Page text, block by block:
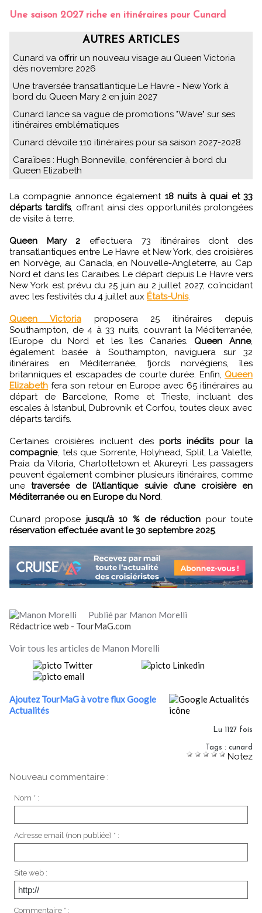
Une saison 2027 riche en itinéraires pour Cunard
AUTRES ARTICLES
Cunard va offrir un nouveau visage au Queen Victoria
dès novembre 2026
Une traversée transatlantique Le Havre - New York à
bord du Queen Mary 2 en juin 2027
Cunard lance sa vague de promotions "Wave" sur ses
itinéraires emblématiques
Cunard dévoile 110 itinéraires pour sa saison 2027-2028
Caraïbes : Hugh Bonneville, conférencier à bord du
Queen Elizabeth
La compagnie annonce également 18 nuits à quai et 33
départs tardifs, offrant ainsi des opportunités prolongées
de visite à terre.
Queen Mary 2 effectuera 73 itinéraires dont des
transatlantiques entre Le Havre et New York, des croisières
en Norvège, au Canada, en Nouvelle-Angleterre, au Cap
Nord et dans les Caraïbes. Le départ depuis Le Havre vers
New York est prévu du 25 juin au 2 juillet 2027, coïncidant
avec les festivités du 4 juillet aux États-Unis.
Queen Victoriaproposera 25 itinéraires depuis
Southampton, de 4 à 33 nuits, couvrant la Méditerranée,
l’Europe du Nord et les îles Canaries. Queen Anne,
également basée à Southampton, naviguera sur 32
itinéraires en Méditerranée, fjords norvégiens, îles
britanniques et escapades de courte durée. Enfin, Queen
Elizabeth fera son retour en Europe avec 65 itinéraires au
départ de Barcelone, Rome et Trieste, incluant des
escales à Istanbul, Dubrovnik et Corfou, toutes deux avec
départs tardifs.
Certaines croisières incluent desports inédits pour la
compagnie, tels que Sorrente, Holyhead, Split, La Valette,
Praia da Vitoria, Charlottetown et Akureyri. Les passagers
peuvent également combiner plusieurs itinéraires, comme
unetraversée de l’Atlantique suivie d’une croisière en
Méditerranée ou en Europe du Nord
Cunard propose jusqu’à 10 % de réduction pour toute
réservation effectuée avant le 30 septembre 2025.
Publié par Manon Morelli
Rédactrice web - TourMaG.com
Voir tous les articles de Manon Morelli
Ajoutez TourMaG à votre flux Google
Actualités
Lu 1127 fois
Tags : cunard
Notez
Nouveau commentaire :
Nom * :
Adresse email (non publiée) * :
Site web :
Commentaire * :